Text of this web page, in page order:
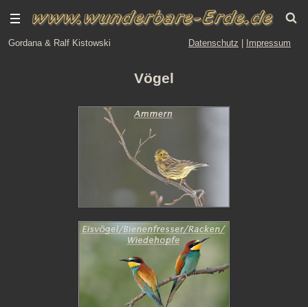
Gordana & Ralf Kistowski Datenschutz Impressum
Vögel